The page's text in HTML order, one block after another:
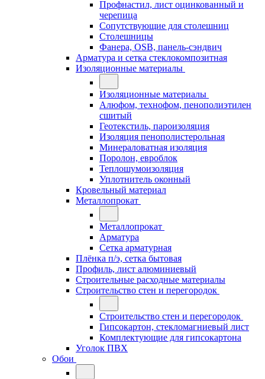
Профнастил, лист оцинкованный и
черепица
Сопутствующие для столешниц
Столешницы
Фанера, OSB, панель-сэндвич
Арматура и сетка стеклокомпозитная
Изоляционные материалы
Изоляционные материалы
Алюфом, технофом, пенополиэтилен
сшитый
Геотекстиль, пароизоляция
Изоляция пенополистерольная
Минераловатная изоляция
Поролон, евроблок
Теплошумоизоляция
Уплотнитель оконный
Кровельный материал
Металлопрокат
Металлопрокат
Арматура
Сетка арматурная
Плёнка п/э, сетка бытовая
Профиль, лист алюминиевый
Строительные расходные материалы
Строительство стен и перегородок
Строительство стен и перегородок
Гипсокартон, стекломагниевый лист
Комплектующие для гипсокартона
Уголок ПВХ
Обои